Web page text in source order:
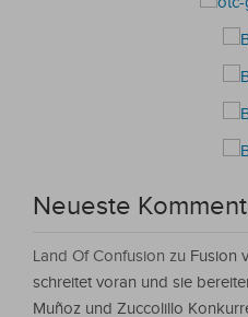
Neueste
Land Of Confusion zu Fusion
schreitet voran und sie
Muñoz und Zuccolillo